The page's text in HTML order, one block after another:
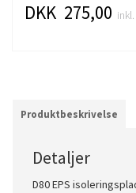
DKK 275,00
Produktbeskrivelse
Detaljer
D80 EPS